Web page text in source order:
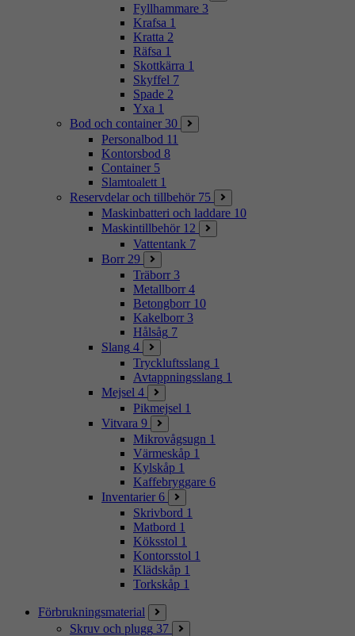
Fyllhammare 3
Krafsa 1
Kratta 2
Räfsa 1
Skottkärra 1
Skyffel 7
Spade 2
Yxa 1
Bod och container 30
Personalbod 11
Kontorsbod 8
Container 5
Slamtoalett 1
Reservdelar och tillbehör 75
Maskinbatteri och laddare 10
Maskintillbehör 12
Vattentank 7
Borr 29
Träborr 3
Metallborr 4
Betongborr 10
Kakelborr 3
Hålsåg 7
Slang 4
Tryckluftsslang 1
Avtappningsslang 1
Mejsel 4
Pikmejsel 1
Vitvara 9
Mikrovågsugn 1
Värmeskåp 1
Kylskåp 1
Kaffebryggare 6
Inventarier 6
Skrivbord 1
Matbord 1
Köksstol 1
Kontorsstol 1
Klädskåp 1
Torkskåp 1
Förbrukningsmaterial
Skruv och plugg 37